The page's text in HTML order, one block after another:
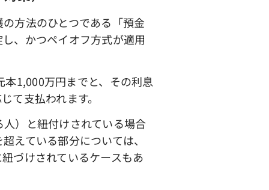
方法のひとつである「預金
、かつペイオフ方式が適用
1,000万円までと、その利息
て支払われます。
）と紐付けされている場合
えている部分については、
づけされているケースもあ